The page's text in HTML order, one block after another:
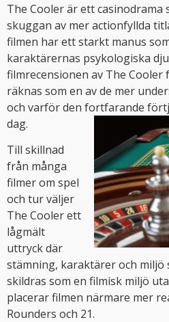
The Cooler är ett casinodrama
skuggan av mer actionfyllda
filmen har ett starkt manus
karaktärernas psykologiska
filmrecensionen av The
räknas som en av de mer
och varför den fortfarande
dag.
Till skillnad
från många
filmer om spel
och tur väljer
The Cooler ett
lågmält
uttryck där
stämning, karaktärer och miljö
skildras som en filmisk miljö
placerar filmen närmare mer
Rounders och 21.